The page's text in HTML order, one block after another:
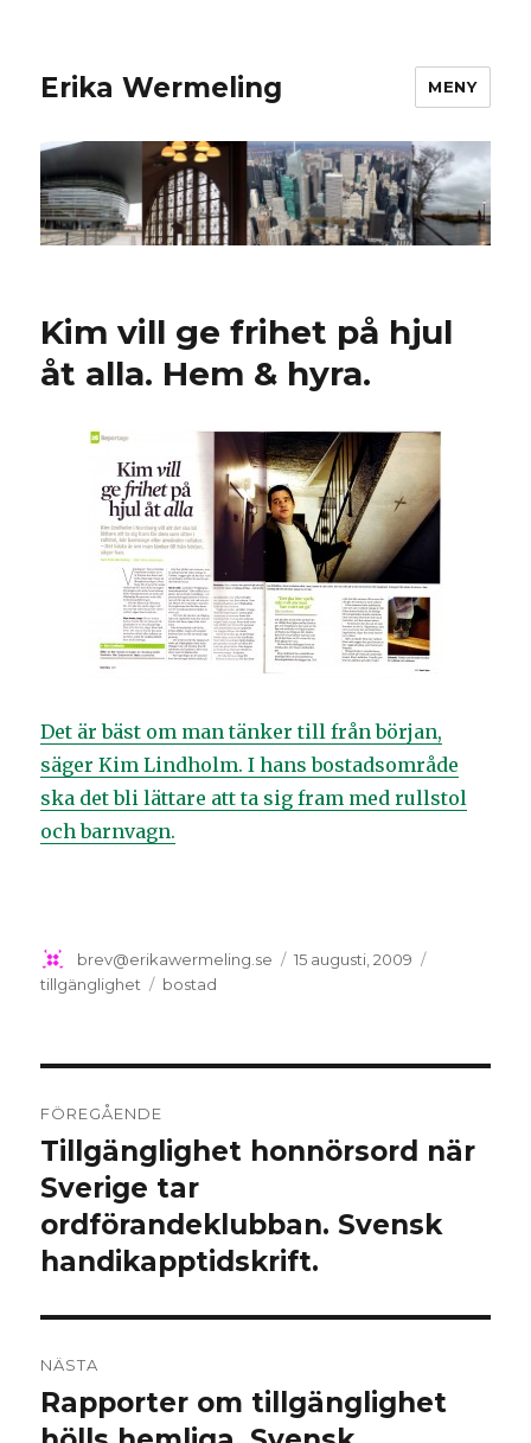
Erika Wermeling MENY
Kim vill ge frihet på hjul
åt alla. Hem & hyra.
Det är bäst om man tänker till från början,
säger Kim Lindholm. I hans bostadsområde
ska det bli lättare att ta sig fram med rullstol
och barnvagn.
Författare
brev@erikawermeling.se Postat
15 augusti, 2009
tillgänglighet
Taggar
bostad
FÖREGÅENDE
Föregående
inlägg:
Tillgänglighet honnörsord när
Sverige tar
ordförandeklubban. Svensk
handikapptidskrift.
NÄSTA
Nästa
inlägg:
Rapporter om tillgänglighet